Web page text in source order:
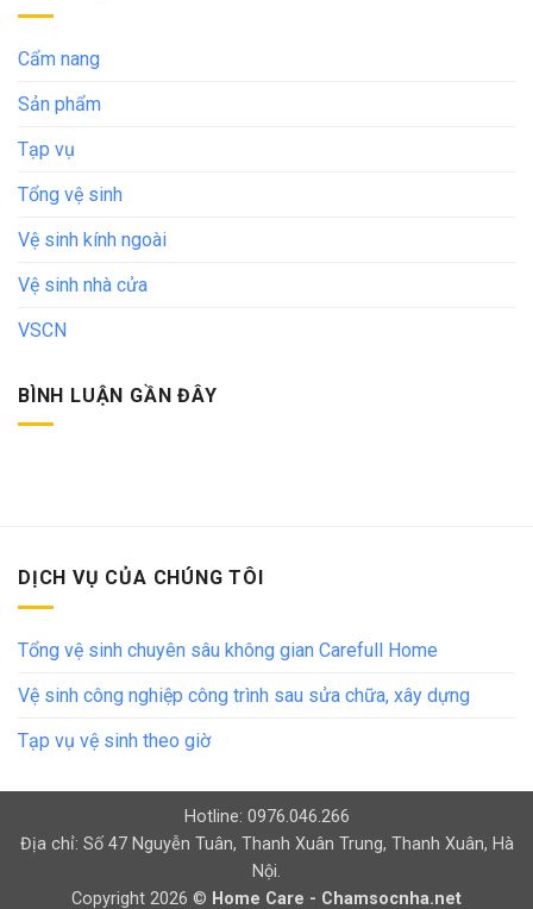
Cẩm nang
Sản phẩm
Tạp vụ
Tổng vệ sinh
Vệ sinh kính ngoài
Vệ sinh nhà cửa
VSCN
BÌNH LUẬN GẦN ĐÂY
DỊCH VỤ CỦA CHÚNG TÔI
Tổng vệ sinh chuyên sâu không gian Carefull Home
Vệ sinh công nghiệp công trình sau sửa chữa, xây dựng
Tạp vụ vệ sinh theo giờ
Hotline: 0976.046.266
Địa chỉ: Số 47 Nguyễn Tuân, Thanh Xuân Trung, Thanh Xuân, Hà
Nội.
Copyright 2026 © Home Care - Chamsocnha.net